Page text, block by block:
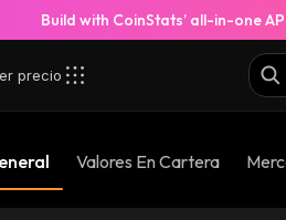
Build with CoinStats’ all-in-one
precio
Valores En Cartera